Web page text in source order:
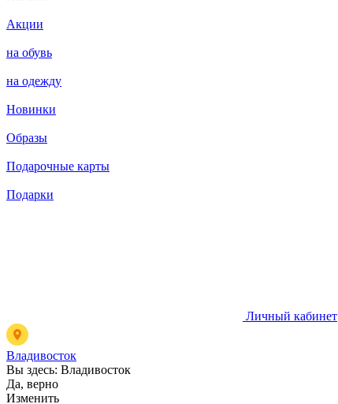
Акции
на обувь
на одежду
Новинки
Образы
Подарочные карты
Подарки
Личный кабинет
Владивосток
Вы здесь: Владивосток
Да, верно
Изменить